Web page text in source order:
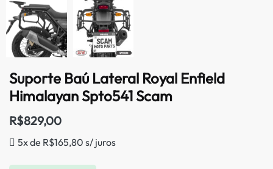
Suporte Baú Lateral Royal Enfield
Himalayan Spto541 Scam
R$829,00
5x de R$165,80 s/ juros